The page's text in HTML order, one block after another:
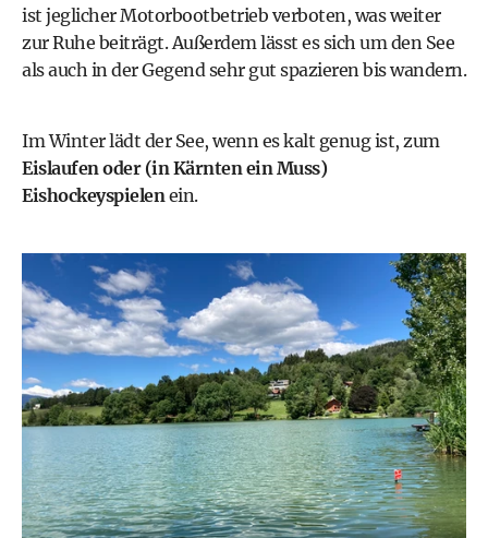
ist jeglicher Motorbootbetrieb verboten, was weiter
zur Ruhe beiträgt. Außerdem lässt es sich um den See
als auch in der Gegend sehr gut spazieren bis wandern.
Im Winter lädt der See, wenn es kalt genug ist, zum
Eislaufen oder (in Kärnten ein Muss)
Eishockeyspielenein.